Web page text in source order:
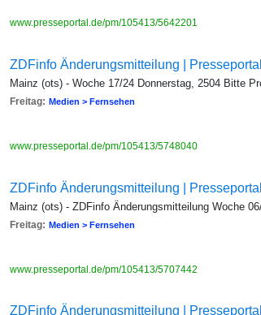
www.presseportal.de/pm/105413/5642201
ZDFinfo Änderungsmitteilung | Presseportal
Mainz (ots) - Woche 17/24 Donnerstag, 2504 Bitte
Freitag: Medien > Fernsehen
www.presseportal.de/pm/105413/5748040
ZDFinfo Änderungsmitteilung | Presseportal
Mainz (ots) - ZDFinfo Änderungsmitteilung Woche
Freitag: Medien > Fernsehen
www.presseportal.de/pm/105413/5707442
ZDFinfo Änderungsmitteilung | Presseportal